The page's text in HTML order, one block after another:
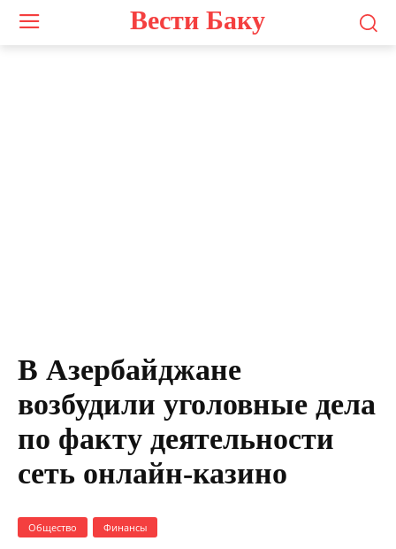
Вести Баку
В Азербайджане
возбудили уголовные дела
по факту деятельности
сеть онлайн-казино
Общество Финансы